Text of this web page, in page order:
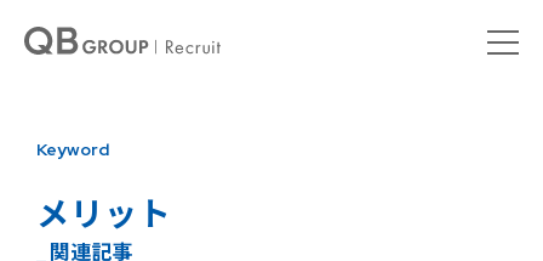
Keyword
メリット
_ 関連記事